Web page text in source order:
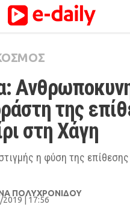
της
στη Χάγη
η φύση της επίθεσης
ΠΟΛΥΧΡΟΝΙΔΟΥ
| 17:56